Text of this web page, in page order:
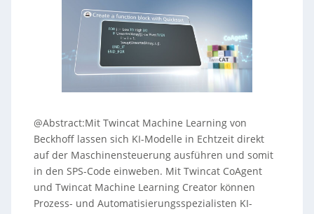
@Abstract:Mit Twincat Machine Learning von
Beckhoff lassen sich KI-Modelle in Echtzeit direkt
auf der Maschinensteuerung ausführen und somit
in den SPS-Code einweben. Mit Twincat CoAgent
und Twincat Machine Learning Creator können
Prozess- und Automatisierungsspezialisten KI-